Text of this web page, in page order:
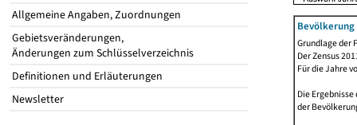
Allgemeine Angaben, Zuordnungen
Gebietsveränderungen,
Änderungen zum Schlüsselverzeichnis
Definitionen und Erläuterungen
Newsletter
Grundlage der
Der Zensus
Für die Jahre
Die
der